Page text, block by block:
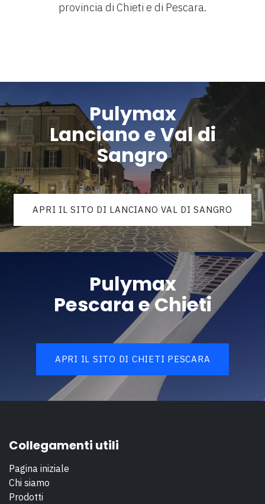
provincia di Chieti e di Pescara.
Pulymax
Lanciano e Val di
Sangro
APRI IL SITO DI LANCIANO VAL DI SANGRO
Pulymax
Pescara e Chieti
APRI IL SITO DI CHIETI PESCARA
Collegamenti utili
Pagina iniziale
Chi siamo
Prodotti